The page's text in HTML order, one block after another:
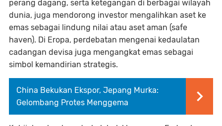
perang dagang, serta ketegangan di berbagai wilayah
dunia, juga mendorong investor mengalihkan aset ke
emas sebagai lindung nilai atau aset aman (safe
haven). Di Eropa, perdebatan mengenai kedaulatan
cadangan devisa juga mengangkat emas sebagai
simbol kemandirian strategis.
China Bekukan Ekspor, Jepang Murka:
Gelombang Protes Menggema